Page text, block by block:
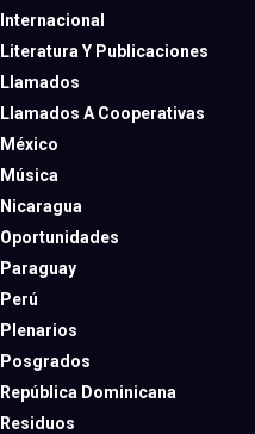
Internacional
Literatura Y Publicaciones
Llamados
Llamados A Cooperativas
México
Música
Nicaragua
Oportunidades
Paraguay
Perú
Plenarios
Posgrados
República Dominicana
Residuos